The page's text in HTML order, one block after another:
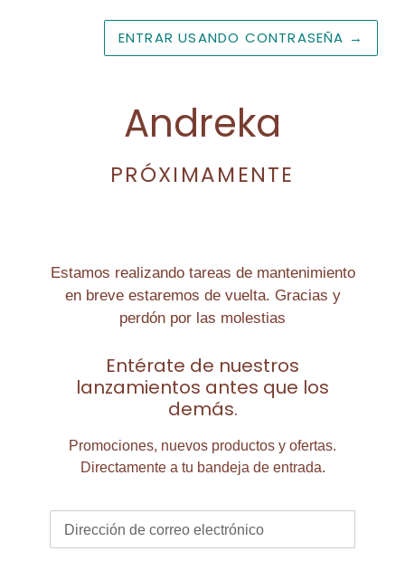
ENTRAR USANDO CONTRASEÑA →
Andreka
PRÓXIMAMENTE
Estamos realizando tareas de mantenimiento
en breve estaremos de vuelta. Gracias y
perdón por las molestias
Entérate de nuestros
lanzamientos antes que los
demás.
Promociones, nuevos productos y ofertas.
Directamente a tu bandeja de entrada.
Electrónico